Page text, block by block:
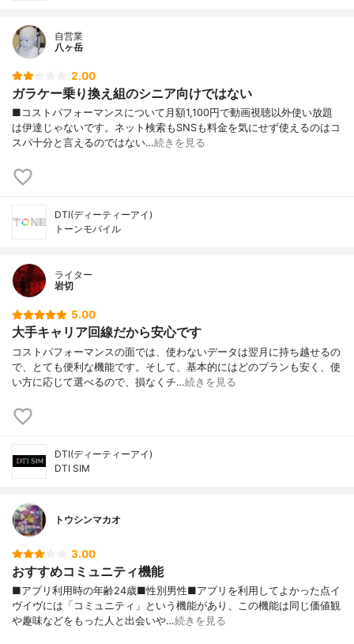
自営業
八ヶ岳
2.00
ガラケー乗り換え組のシニア向けではない
■コストパフォーマンスについて月額1,100円で動画視聴以外使い放題
は伊達じゃないです。ネット検索もSNSも料金を気にせず使えるのはコ
スパ十分と言えるのではない…続きを見る
DTI(ディーティーアイ)
トーンモバイル
ライター
岩切
5.00
大手キャリア回線だから安心です
コストパフォーマンスの面では、使わないデータは翌月に持ち越せるの
で、とても便利な機能です。そして、基本的にはどのプランも安く、使
い方に応じて選べるので、損なくチ…続きを見る
DTI(ディーティーアイ)
DTI SIM
トウシンマカオ
3.00
おすすめコミュニティ機能
■アプリ利用時の年齢24歳■性別男性■アプリを利用してよかった点イ
ヴイヴには「コミュニティ」という機能があり、この機能は同じ価値観
や趣味などをもった人と出会いや…続きを見る